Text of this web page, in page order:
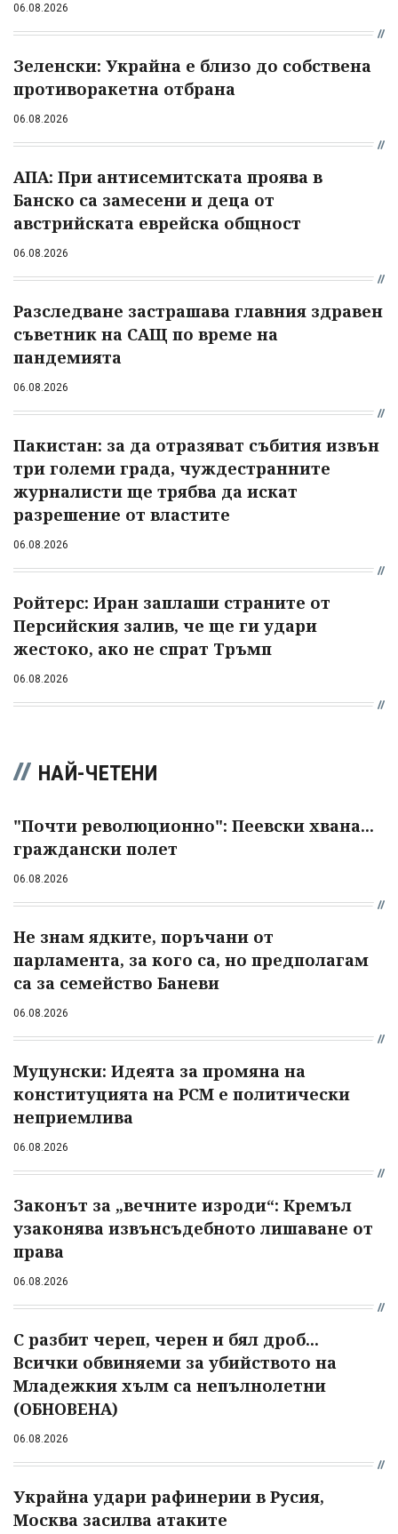
06.08.2026
Зеленски: Украйна е близо до собствена
противоракетна отбрана
06.08.2026
АПА: При антисемитската проява в
Банско са замесени и деца от
австрийската еврейска общност
06.08.2026
Разследване застрашава главния здравен
съветник на САЩ по време на
пандемията
06.08.2026
Пакистан: за да отразяват събития извън
три големи града, чуждестранните
журналисти ще трябва да искат
разрешение от властите
06.08.2026
Ройтерс: Иран заплаши страните от
Персийския залив, че ще ги удари
жестоко, ако не спрат Тръмп
06.08.2026
НАЙ-ЧЕТЕНИ
"Почти революционно": Пеевски хвана...
граждански полет
06.08.2026
Не знам ядките, поръчани от
парламента, за кого са, но предполагам
са за семейство Баневи
06.08.2026
Муцунски: Идеята за промяна на
конституцията на РСМ е политически
неприемлива
06.08.2026
Законът за „вечните изроди“: Кремъл
узаконява извънсъдебното лишаване от
права
06.08.2026
С разбит череп, черен и бял дроб...
Всички обвиняеми за убийството на
Младежкия хълм са непълнолетни
(ОБНОВЕНА)
06.08.2026
Украйна удари рафинерии в Русия,
Москва засилва атаките